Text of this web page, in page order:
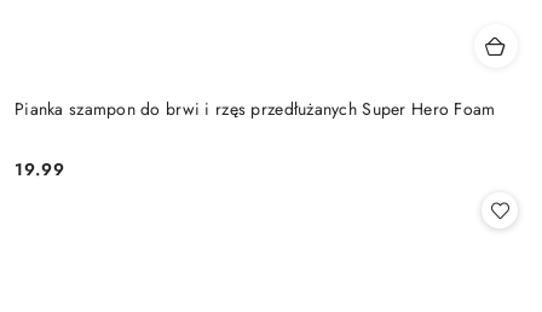
Pianka szampon do brwi i rzęs przedłużanych Super Hero Foam
Cena:
19.99